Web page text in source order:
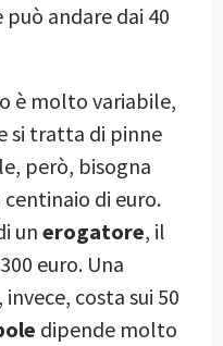
andare dai 40
è molto variabile,
si tratta di pinne
però, bisogna
di euro.
un erogatore, il
euro. Una
invece, costa sui 50
dipende molto